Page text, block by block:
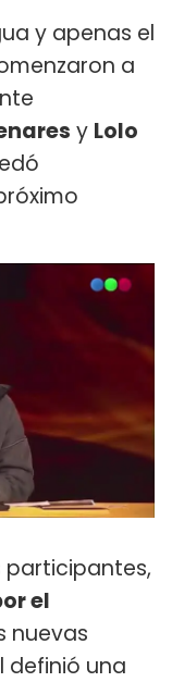
y apenas el
a
y Lolo
participantes,
el
nuevas
definió una